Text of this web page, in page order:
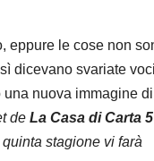
eppure le cose non
dicevano svariate
nuova immagine di
de La Casa di Carta 5
quinta stagione vi farà